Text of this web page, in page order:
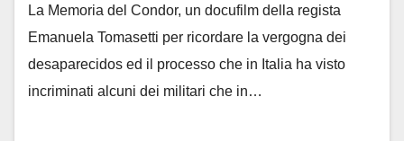
La Memoria del Condor, un docufilm della regista
Emanuela Tomasetti per ricordare la vergogna dei
desaparecidos ed il processo che in Italia ha visto
incriminati alcuni dei militari che in…